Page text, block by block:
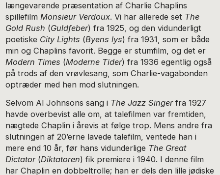
længevarende præsentation af Charlie Chaplins
spillefilmMonsieur Verdoux. Vi har allerede set The
Gold Rush (Guldfeber) fra 1925, og den vidunderligt
poetiske City Lights (Byens lys) fra 1931, som er både
min og Chaplins favorit. Begge er stumfilm, og det er
Modern Times (Moderne Tider) fra 1936 egentlig også
på trods af den vrøvlesang, som Charlie-vagabonden
optræder med hen mod slutningen.
Selvom Al Johnsons sang i The Jazz Singerfra 1927
havde overbevist alle om, at talefilmen var fremtiden,
nægtede Chaplin i årevis at følge trop. Mens andre fra
slutningen af 20’erne lavede talefilm, ventede han i
mere end 10 år, før hans vidunderlige The Great
Dictator(Diktatoren) fik premiere i 1940. I denne film
har Chaplin en dobbeltrolle; han er dels den lille jødiske